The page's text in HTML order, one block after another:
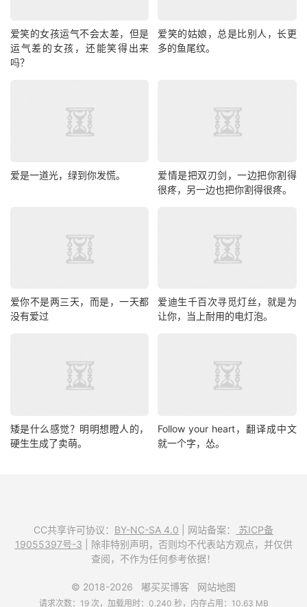
爱笑的女孩运气不会太差，但是
运气差的女孩，还能笑得出来
吗？
爱笑的姑娘，总是比别人，长更
多的鱼尾纹。
爱是一道光，绿到你发慌。
爱情是把双刃剑，一边把你割得
很疼，另一边也把你割得很疼。
爱你不是两三天，而是，一天都
没有爱过
爱迪生千百次寻觅灯丝，就是为
让你，当上耐用的电灯泡。
矮是什么感觉？明明想瞪人的，
硬生生成了卖萌。
Follow your heart，翻译成中文
就一个字，怂。
CC共享许可协议： BY-NC-SA 4.0 | 网站备案：
苏ICP备
19055397号-3 | 除非特别声明，否则均不代表站方观点，并仅供
查阅，不作为任何参考依据！
© 2018-2026 嘟买买博客 网站地图
请求次数：19 次，加载用时：0.240 秒，内存占用：10.63 MB